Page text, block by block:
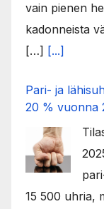
vain pienen
kadonneista
[…] [...]
Pari- ja
20 % vuonna
15 500 uhria,